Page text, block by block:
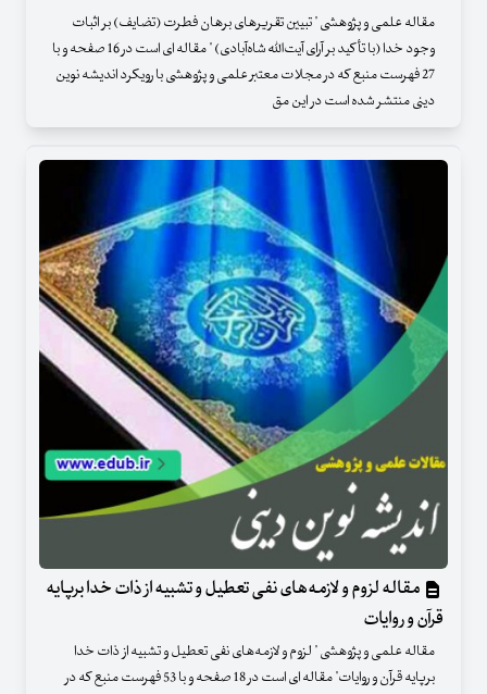
مقاله علمی و پژوهشی " تبیین تقریرهای برهان فطرت (تضایف) بر اثبات
وجود خدا (با تأکید بر آرای آیت‌الله شاه‌آبادی) " مقاله ای است در 16 صفحه و با
27 فهرست منبع که در مجلات معتبر علمی و پژوهشی با رویکرد اندیشه نوین
دینی منتشر شده است در این مق
مقاله لزوم و لازمه‌های نفی تعطیل و تشبیه از ذات خدا برپایه
قرآن و روایات
مقاله علمی و پژوهشی " لزوم و لازمه‌های نفی تعطیل و تشبیه از ذات خدا
برپایه قرآن و روایات" مقاله ای است در 18 صفحه و با 53 فهرست منبع که در